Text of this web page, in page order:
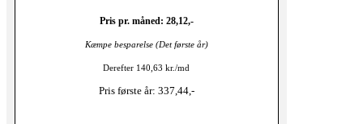
Pris pr. måned: 28,12,-
Kæmpe besparelse (Det første år)
Derefter 140,63 kr./md
Pris første år: 337,44,-